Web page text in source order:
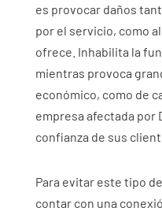
es provocar daños
por el servicio, como
ofrece. Inhabilita la
mientras provoca
económico, como de
empresa afectada por
confianza de sus
Para evitar este tipo
contar con una